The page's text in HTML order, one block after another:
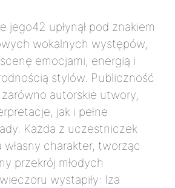
jego42 upłynął pod znakiem
wokalnych występów,
emocjami, energią i
stylów. Publiczność
zarówno autorskie utwory,
jak i pełne
Każda z uczestniczek
własny charakter, tworząc
przekrój młodych
wystapiły: Iza